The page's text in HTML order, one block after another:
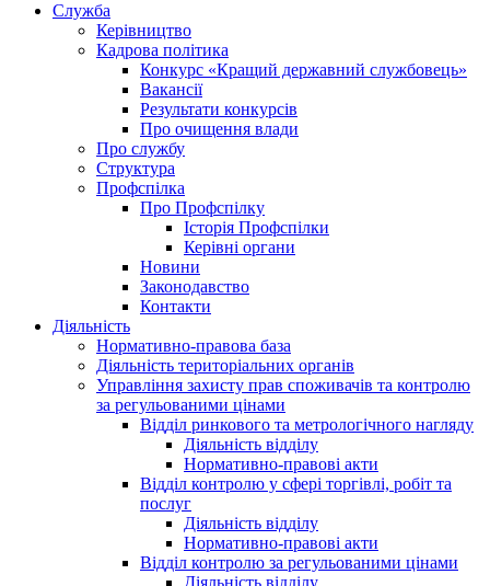
Служба
Керівництво
Кадрова політика
Конкурс «Кращий державний службовець»
Вакансії
Результати конкурсів
Про очищення влади
Про службу
Структура
Профспілка
Про Профспілку
Історія Профспілки
Керівні органи
Новини
Законодавство
Контакти
Діяльність
Нормативно-правова база
Діяльність територіальних органів
Управління захисту прав споживачів та контролю
за регульованими цінами
Відділ ринкового та метрологічного нагляду
Діяльність відділу
Нормативно-правові акти
Відділ контролю у сфері торгівлі, робіт та
послуг
Діяльність відділу
Нормативно-правові акти
Відділ контролю за регульованими цінами
Діяльність відділу